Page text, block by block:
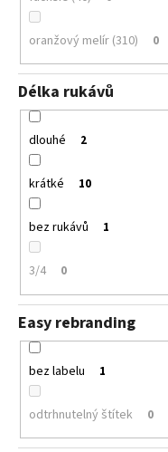
oranžový melír (310) 0
Délka rukávů
dlouhé 2
krátké 10
bez rukávů 1
3/4 0
Easy rebranding
bez labelu 1
odtrhnutelný štítek 0